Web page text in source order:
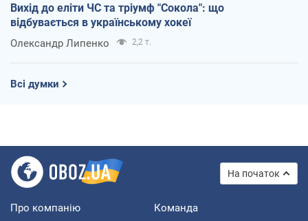
Вихід до еліти ЧС та тріумф "Сокола": що
відбувається в українському хокеї
Олександр Липенко 2,2 т.
Всі думки
На початок
Про компанію Команда